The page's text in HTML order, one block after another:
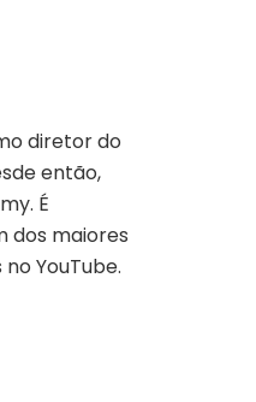
diretor do
então,
É
dos maiores
YouTube.